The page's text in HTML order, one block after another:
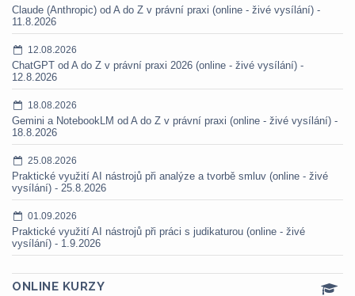
Claude (Anthropic) od A do Z v právní praxi (online - živé vysílání) -
11.8.2026
12.08.2026
ChatGPT od A do Z v právní praxi 2026 (online - živé vysílání) -
12.8.2026
18.08.2026
Gemini a NotebookLM od A do Z v právní praxi (online - živé vysílání) -
18.8.2026
25.08.2026
Praktické využití AI nástrojů při analýze a tvorbě smluv (online - živé
vysílání) - 25.8.2026
01.09.2026
Praktické využití AI nástrojů při práci s judikaturou (online - živé
vysílání) - 1.9.2026
ONLINE KURZY